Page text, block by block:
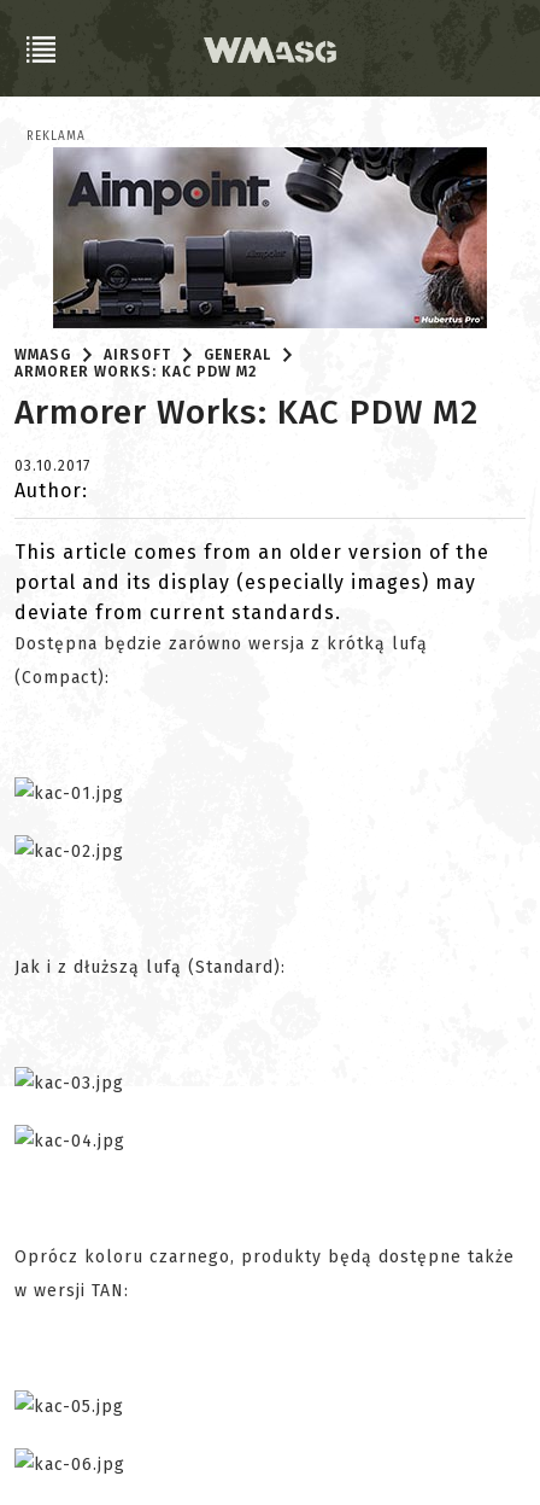
REKLAMA
WMASG AIRSOFT
GENERAL
ARMORER WORKS: KAC PDW M2
Armorer Works: KAC PDW M2
03.10.2017
Author:
This article comes from an older version of the
portal and its display (especially images) may
deviate from current standards.
Dostępna będzie zarówno wersja z krótką lufą
(Compact):
Jak i z dłuższą lufą (Standard):
Oprócz koloru czarnego, produkty będą dostępne także
w wersji TAN: